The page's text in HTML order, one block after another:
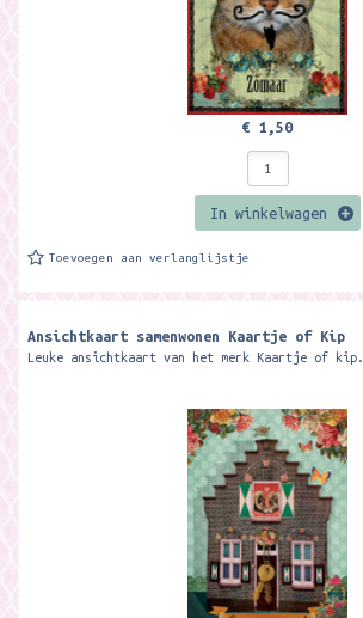
€ 1,50
In winkelwagen
Toevoegen aan verlanglijstje
Ansichtkaart samenwonen Kaartje of Kip
Leuke ansichtkaart van het merk Kaartje of kip.